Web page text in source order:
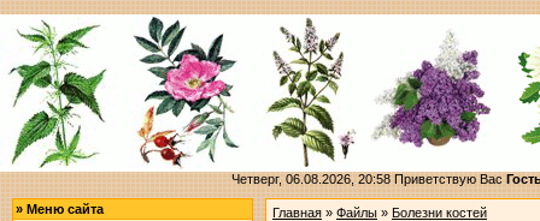
Четверг, 06.08.2026, 20:58Приветствую Вас
» Меню сайта
Главная» Файлы» Болезни костей